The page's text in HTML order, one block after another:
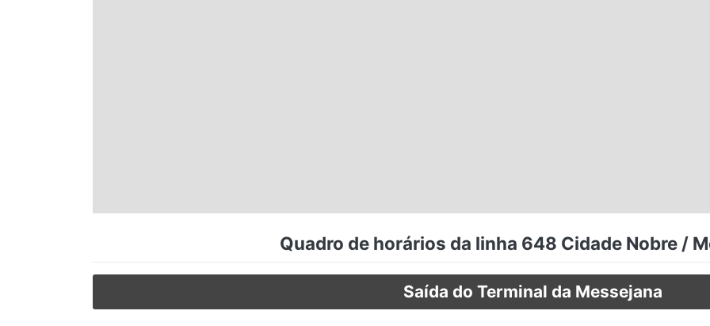
Quadro de horários da linha 648 Cidade Nobre /
Saída do Terminal da Messejana